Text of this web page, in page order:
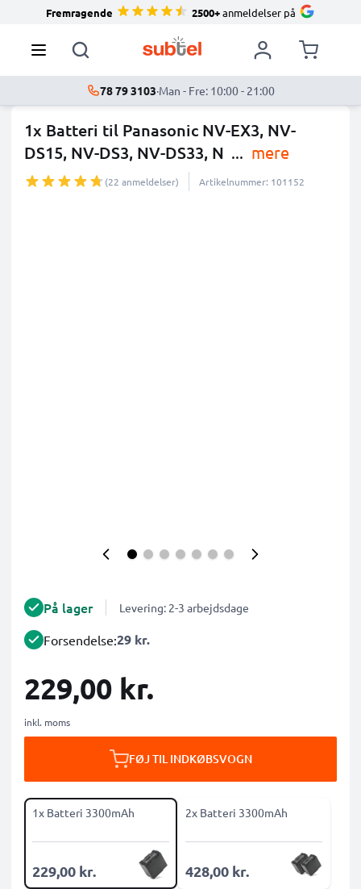
Fremragende 2500+anmeldelser på
78 79 3103·Man - Fre: 10:00 - 21:00
1x Batteri til Panasonic NV-EX3, NV-
DS15, NV-DS3, NV-DS33, N ... mere
(22 anmeldelser) Artikelnummer: 101152
På lager Levering: 2-3 arbejdsdage
Forsendelse:29 kr.
229,00 kr.
inkl. moms
FØJ TIL INDKØBSVOGN
1x Batteri 3300mAh
229,00 kr.
2x Batteri 3300mAh
428,00 kr.